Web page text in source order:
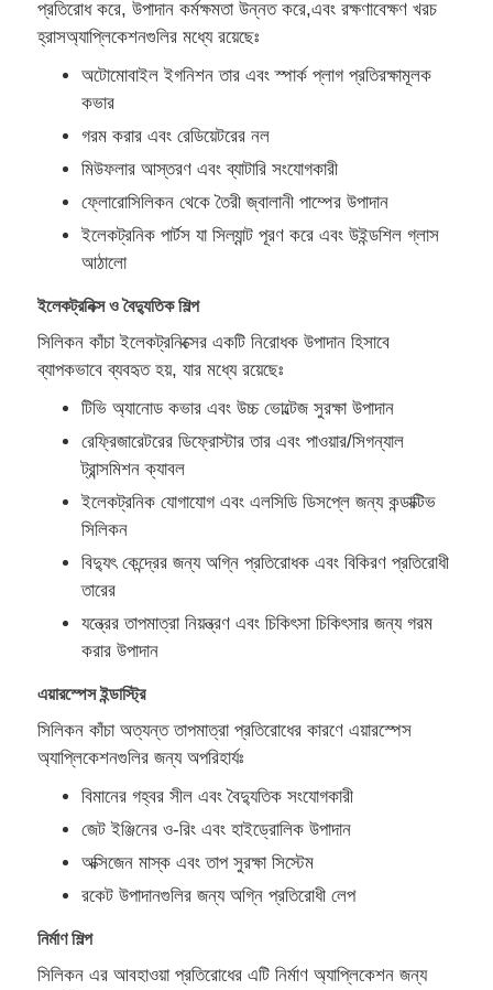
কারখানা ভ্রমণ
মান নিয়ন্ত্রণ
আমাদের সাথে যোগাযোগ করুন
সব ক্ষেত্রেই
উদ্ধৃতির জন্য আবেদন
এলএসআর ইনজেকশন মোল্ডিং মেশিন
সিলিকন ইনজেকশন মোল্ডিং মেশিন
এলএসআর ডোজিং সিস্টেম
ওভারমোল্ডিং মেশিন
ইনজেকশন মোল্ডিং মেশিনের আনুষাঙ্গিক
তরল সিলিকন রাবার ইনজেকশন ছাঁচনির্মাণ
তরল সিলিকন ছাঁচনির্মাণ
সিলিকন রাবার ইনজেকশন ছাঁচনির্মাণ
প্রতিরোধ করে, উপাদান কর্মক্ষমতা উন্নত করে,এবং রক্ষণাবেক্ষণ খরচ
হ্রাসঅ্যাপ্লিকেশনগুলির মধ্যে রয়েছেঃ
অটোমোবাইল ইগনিশন তার এবং স্পার্ক প্লাগ প্রতিরক্ষামূলক
কভার
গরম করার এবং রেডিয়েটরের নল
মিউফলার আস্তরণ এবং ব্যাটারি সংযোগকারী
ফ্লোরোসিলিকন থেকে তৈরী জ্বালানী পাম্পের উপাদান
ইলেকট্রনিক পার্টস যা সিল্যান্ট পূরণ করে এবং উইন্ডশিল গ্লাস
আঠালো
ইলেকট্রনিক্স ও বৈদ্যুতিক শিল্প
সিলিকন কাঁচা ইলেকট্রনিক্সের একটি নিরোধক উপাদান হিসাবে
ব্যাপকভাবে ব্যবহৃত হয়, যার মধ্যে রয়েছেঃ
টিভি অ্যানোড কভার এবং উচ্চ ভোল্টেজ সুরক্ষা উপাদান
রেফ্রিজারেটরের ডিফ্রোস্টার তার এবং পাওয়ার/সিগন্যাল
ট্রান্সমিশন ক্যাবল
ইলেকট্রনিক যোগাযোগ এবং এলসিডি ডিসপ্লে জন্য কন্ডাক্টিভ
সিলিকন
বিদ্যুৎ কেন্দ্রের জন্য অগ্নি প্রতিরোধক এবং বিকিরণ প্রতিরোধী
তারের
যন্ত্রের তাপমাত্রা নিয়ন্ত্রণ এবং চিকিৎসা চিকিৎসার জন্য গরম
করার উপাদান
এয়ারস্পেস ইন্ডাস্ট্রি
সিলিকন কাঁচা অত্যন্ত তাপমাত্রা প্রতিরোধের কারণে এয়ারস্পেস
অ্যাপ্লিকেশনগুলির জন্য অপরিহার্যঃ
বিমানের গহ্বর সীল এবং বৈদ্যুতিক সংযোগকারী
জেট ইঞ্জিনের ও-রিং এবং হাইড্রোলিক উপাদান
অক্সিজেন মাস্ক এবং তাপ সুরক্ষা সিস্টেম
রকেট উপাদানগুলির জন্য অগ্নি প্রতিরোধী লেপ
নির্মাণ শিল্প
সিলিকন এর আবহাওয়া প্রতিরোধের এটি নির্মাণ অ্যাপ্লিকেশন জন্য